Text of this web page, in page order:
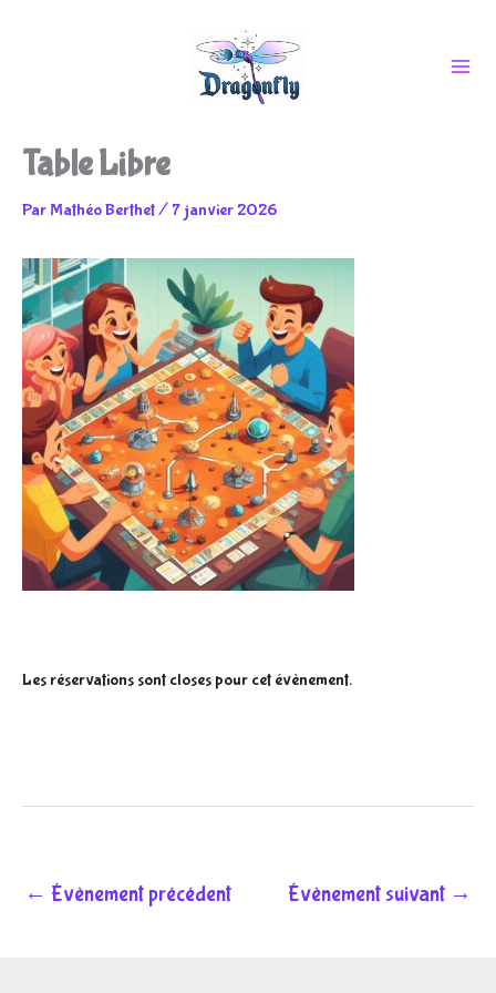
contenu
Table Libre
Par Mathéo Berthet/ 7 janvier 2026
Les réservations sont closes pour cet évènement.
← Évènement précédent Évènement suivant →